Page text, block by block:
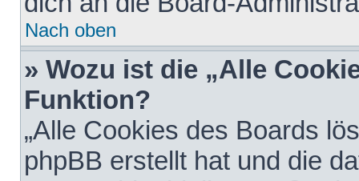
Nach oben
» Wozu ist die „Alle
Funktion?
„Alle Cookies des Boards
phpBB erstellt hat und die